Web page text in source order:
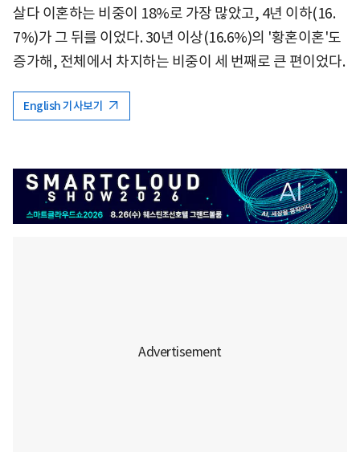
살다 이혼하는 비중이 18%로 가장 많았고, 4년 이하(16.
7%)가 그 뒤를 이었다. 30년 이상(16.6%)의 '황혼이혼'도
증가해, 전체에서 차지하는 비중이 세 번째로 큰 편이었다.
English 기사보기